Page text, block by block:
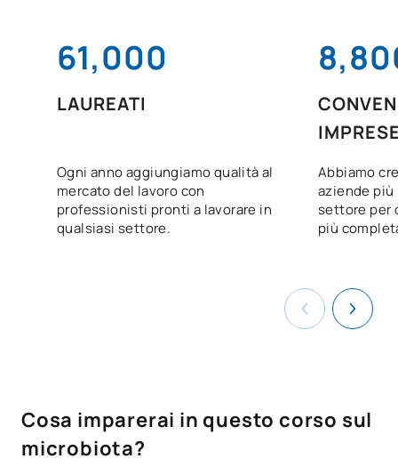
61,000
LAUREATI
Ogni anno aggiungiamo qualità al
mercato del lavoro con
professionisti pronti a lavorare in
qualsiasi settore.
Abbiamo
aziende
settore per
più
Cosa imparerai in questo corso sul
microbiota?